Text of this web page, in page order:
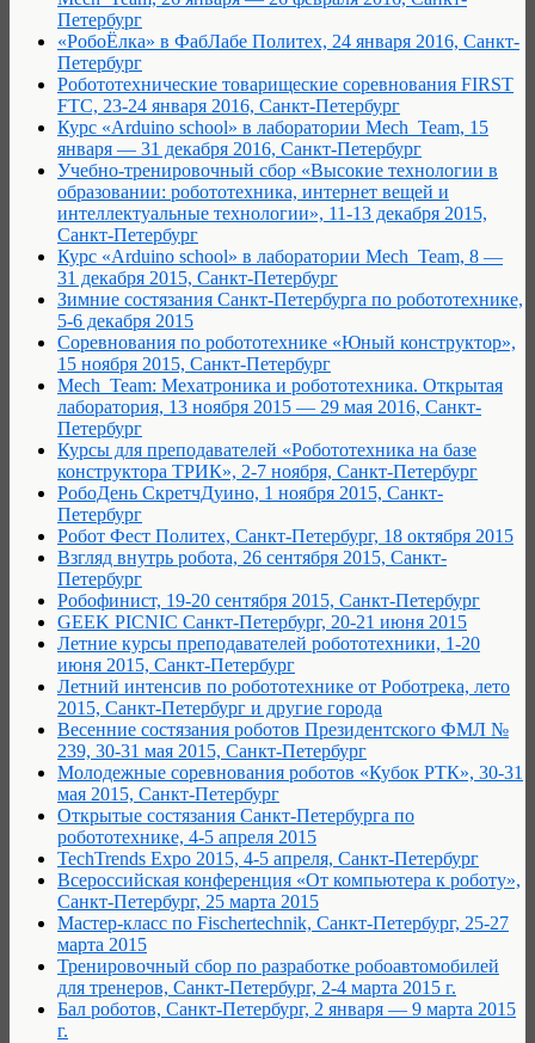
Петербург
«РобоЁлка» в ФабЛабе Политех, 24 января 2016, Санкт-
Петербург
Робототехнические товарищеские соревнования FIRST
FTC, 23-24 января 2016, Санкт-Петербург
Курс «Arduino school» в лаборатории Mech_Team, 15
января — 31 декабря 2016, Санкт-Петербург
Учебно-тренировочный сбор «Высокие технологии в
образовании: робототехника, интернет вещей и
интеллектуальные технологии», 11-13 декабря 2015,
Санкт-Петербург
Курс «Arduino school» в лаборатории Mech_Team, 8 —
31 декабря 2015, Санкт-Петербург
Зимние состязания Санкт-Петербурга по робототехнике,
5-6 декабря 2015
Соревнования по робототехнике «Юный конструктор»,
15 ноября 2015, Санкт-Петербург
Mech_Team: Мехатроника и робототехника. Открытая
лаборатория, 13 ноября 2015 — 29 мая 2016, Санкт-
Петербург
Курсы для преподавателей «Робототехника на базе
конструктора ТРИК», 2-7 ноября, Санкт-Петербург
РобоДень СкретчДуино, 1 ноября 2015, Санкт-
Петербург
Робот Фест Политех, Санкт-Петербург, 18 октября 2015
Взгляд внутрь робота, 26 сентября 2015, Санкт-
Петербург
Робофинист, 19-20 сентября 2015, Санкт-Петербург
GEEK PICNIC Санкт-Петербург, 20-21 июня 2015
Летние курсы преподавателей робототехники, 1-20
июня 2015, Санкт-Петербург
Летний интенсив по робототехнике от Роботрека, лето
2015, Санкт-Петербург и другие города
Весенние состязания роботов Президентского ФМЛ №
239, 30-31 мая 2015, Санкт-Петербург
Молодежные соревнования роботов «Кубок РТК», 30-31
мая 2015, Санкт-Петербург
Открытые состязания Санкт-Петербурга по
робототехнике, 4-5 апреля 2015
TechTrends Expo 2015, 4-5 апреля, Санкт-Петербург
Всероссийская конференция «От компьютера к роботу»,
Санкт-Петербург, 25 марта 2015
Мастер-класс по Fischertechnik, Санкт-Петербург, 25-27
марта 2015
Тренировочный сбор по разработке робоавтомобилей
для тренеров, Санкт-Петербург, 2-4 марта 2015 г.
Бал роботов, Санкт-Петербург, 2 января — 9 марта 2015
г.